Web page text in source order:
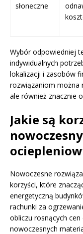
słoneczne
Wybór odpowiedniej
indywidualnych
lokalizacji i zasobów
rozwiązaniom można
ale również znacznie
Jakie są
Nowoczesne
korzyści, które
energetyczną
rachunki za
obliczu rosnących
nowoczesnych